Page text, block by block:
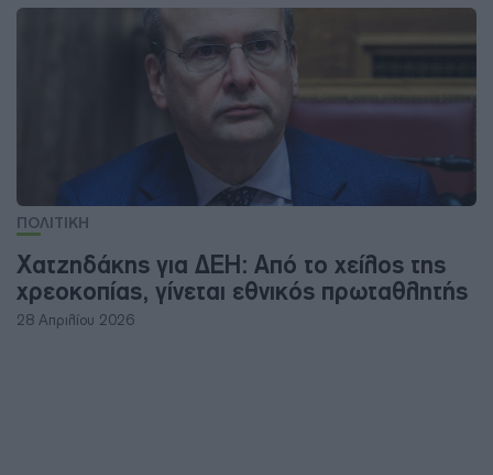
ΠΟΛΙΤΙΚΗ
Χατζηδάκης για ΔΕΗ: Από το χείλος της
χρεoκοπίας, γίνεται εθνικός πρωταθλητής
28 Απριλίου 2026